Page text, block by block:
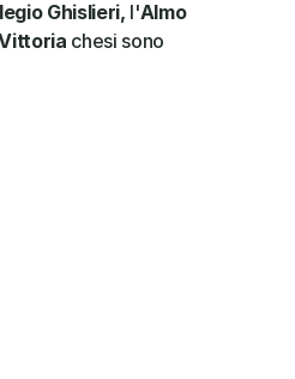
Ghislieri, l'Almo
chesi sono